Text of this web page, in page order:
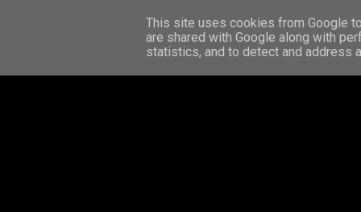
KONTAKT O MNIE
This site uses cookies from Google
are shared with Google along with
statistics, and to detect and address